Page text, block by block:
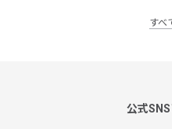
すべ
公式